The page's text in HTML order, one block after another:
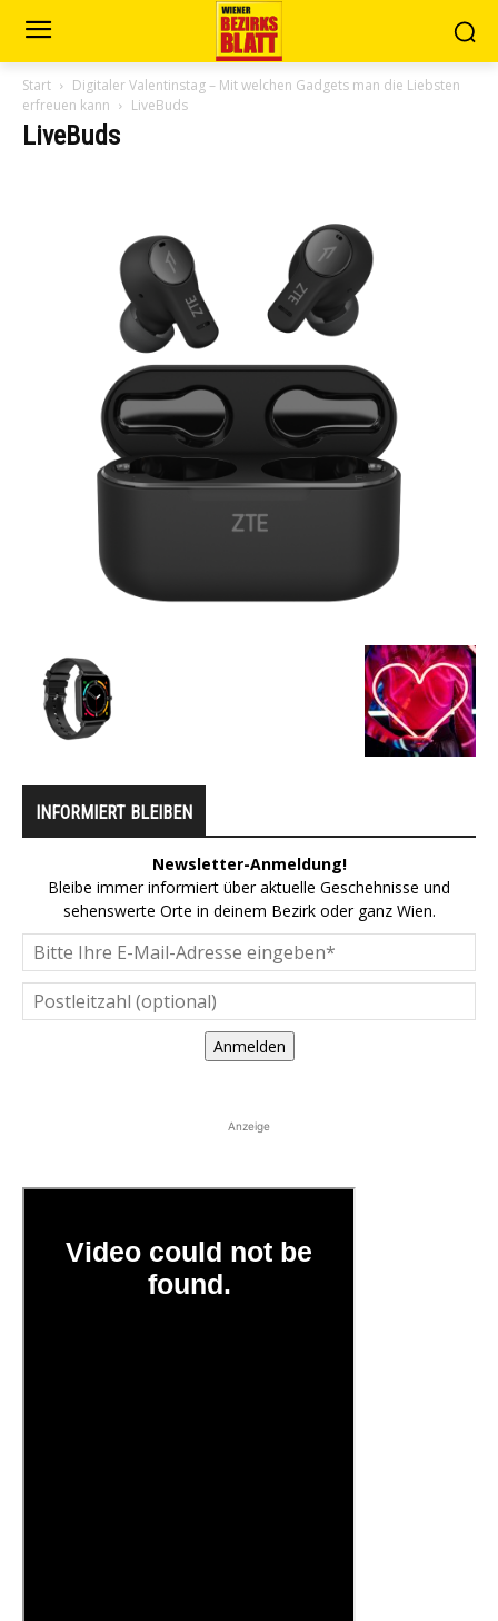
Start
Digitaler Valentinstag – Mit welchen Gadgets man die Liebsten
erfreuen kann
LiveBuds
LiveBuds
INFORMIERT BLEIBEN
Newsletter-Anmeldung!
Bleibe immer informiert über aktuelle Geschehnisse und
sehenswerte Orte in deinem Bezirk oder ganz Wien.
Anmelden
Anzeige